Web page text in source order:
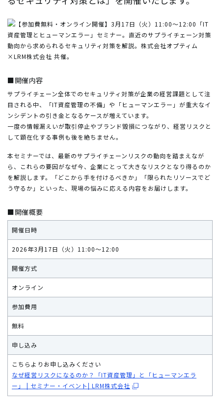
■開催内容
サプライチェーン全体でのセキュリティ対策が企業の経営課題として注
目される中、「IT資産管理の不備」や「ヒューマンエラー」が重大なイ
ンシデントの引き金となるケースが増えています。
一度の情報漏えいが取引停止やブランド毀損につながり、経営リスクと
して顕在化する事例も後を絶ちません。
本セミナーでは、最新のサプライチェーンリスクの動向を踏まえなが
ら、これらの要因がなぜ今、企業にとって大きなリスクとなり得るのか
を解説します。「どこから手を付けるべきか」「限られたリソースでど
う守るか」といった、現場の悩みに応える内容をお届けします。
■開催概要
開催日時
2026年3月17日（火）11:00～12:00
開催方式
オンライン
参加費用
無料
申し込み
こちらよりお申し込みください
なぜ経営リスクになるのか？「IT資産管理」と「ヒューマンエラ
ー」 | セミナー・イベント| LRM株式会社